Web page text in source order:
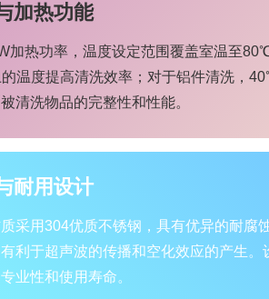
加热功能
加热功率，温度设定范围覆盖室温至
温度提高清洗效率；对于铝件清洗，
清洗物品的完整性和性能。
耐用设计
采用304优质不锈钢，具有优异的耐腐
利于超声波的传播和空化效应的产生
业性和使用寿命。